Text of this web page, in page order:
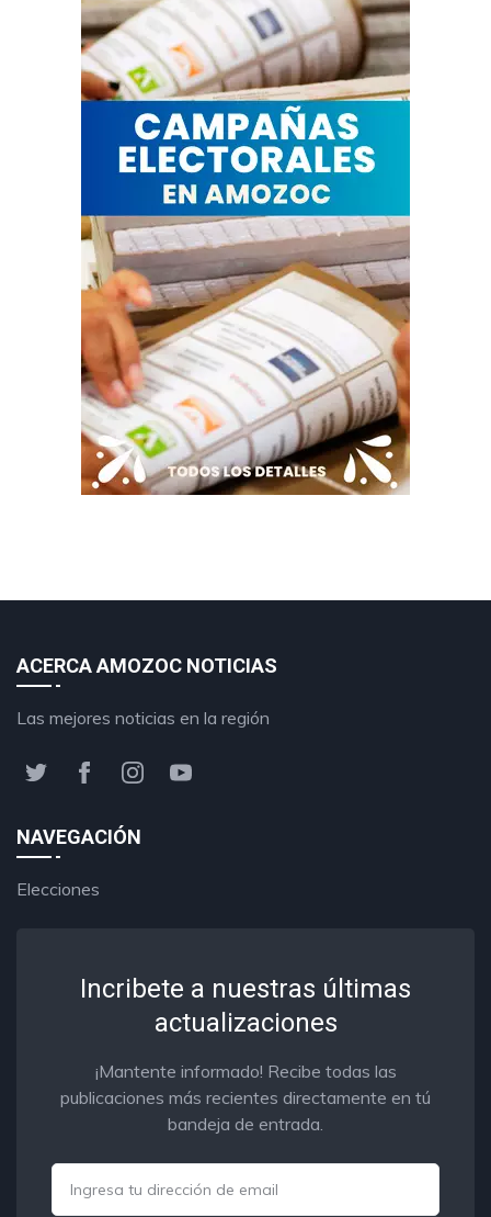
ACERCA AMOZOC NOTICIAS
Las mejores noticias en la región
NAVEGACIÓN
Elecciones
Incribete a nuestras últimas
actualizaciones
¡Mantente informado! Recibe todas las
publicaciones más recientes directamente en tú
bandeja de entrada.